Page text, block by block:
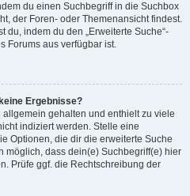
du einen Suchbegriff in die Suchbox
der Foren- oder Themenansicht findest.
du, indem du den „Erweiterte Suche“-
Forums aus verfügbar ist.
Ergebnisse?
gehalten und enthielt zu viele
indiziert werden. Stelle eine
Optionen, die dir die erweiterte Suche
möglich, dass dein(e) Suchbegriff(e) hier
Prüfe ggf. die Rechtschreibung der